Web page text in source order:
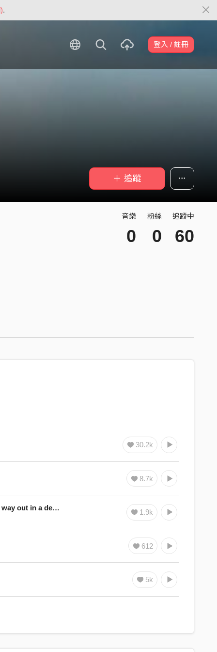
.
登入 / 註冊
＋ 追蹤
音樂
0
粉絲
0
追蹤中
60
30.2k
8.7k
愚人 迷霧求生版 Ft. 陳侑彤 The fool is searching for the way out in a dense fog. Ft. Verity Chen
1.9k
612
5k